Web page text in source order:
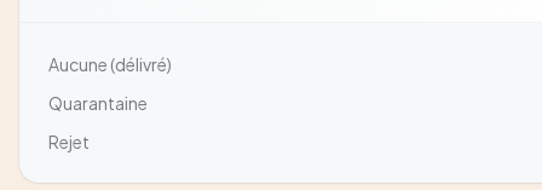
Aucune (délivré)
Quarantaine
Rejet